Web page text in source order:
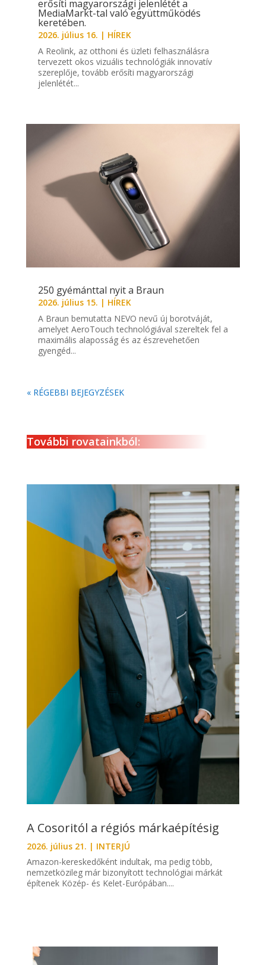
erősíti magyarországi jelenlétét a
MediaMarkt-tal való együttműködés
keretében.
2026. július 16. | HÍREK
A Reolink, az otthoni és üzleti felhasználásra
tervezett okos vizuális technológiák innovatív
szereplője, tovább erősíti magyarországi
jelenlétét...
250 gyémánttal nyit a Braun
2026. július 15. | HÍREK
A Braun bemutatta NEVO nevű új borotváját,
amelyet AeroTouch technológiával szereltek fel a
maximális alaposság és az észrevehetően
gyengéd...
« RÉGEBBI BEJEGYZÉSEK
További rovatainkból:
A Cosoritól a régiós márkaépítésig
2026. július 21. | INTERJÚ
Amazon-kereskedőként indultak, ma pedig több,
nemzetközileg már bizonyított technológiai márkát
építenek Közép- és Kelet-Európában....